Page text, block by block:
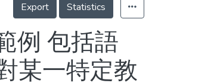
Export Statistics
例 包括語
某一特定教